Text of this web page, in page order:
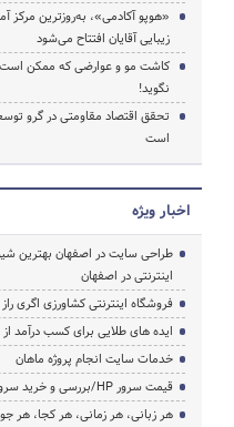
«هوپو آکادمی»، به‌روزترین
زیبایی آقایان افتتاح می‌شود
کاشت مو و عوارضی که ممکن
نگوید!
تحقق اقتصاد مقاومتی در گرو
است
اخبار ویژه
طراحی سایت در اصفهان بهترین
اینترنتی در اصفهان
فروشگاه اینترنتی کشاورزی اگری راز
ایده های طلایی برای کسب درآمد از
خدمات سایت انجام پروژه ماهان
قیمت سرور HP/بررسی و خرید سرور اچ پی
هر زبانی، هر زمانی، هر کجا، هر